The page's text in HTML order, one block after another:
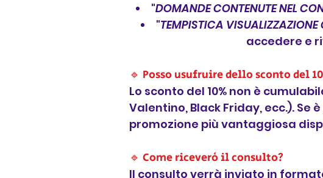
"DOMANDE CONTENUTE NEL
"TEMPISTICA VISUALIZZAZIONE
accedere e
🔹 Posso usufruire dello sconto del
Lo sconto del 10% non è
Valentino, Black Friday, ecc.).
promozione più vantaggiosa
🔹 Come riceverò il consulto?
Il consulto verrà inviato in